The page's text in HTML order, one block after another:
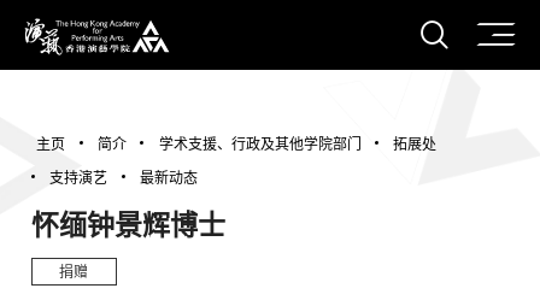
香港演艺学院
打开
主页 简介 学术支援、行政及其他学院部门
拓展处
支持演艺
最新动态
怀缅钟景辉博士
捐赠